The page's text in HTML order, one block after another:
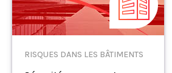
RISQUES DANS LES BÂTIMENTS